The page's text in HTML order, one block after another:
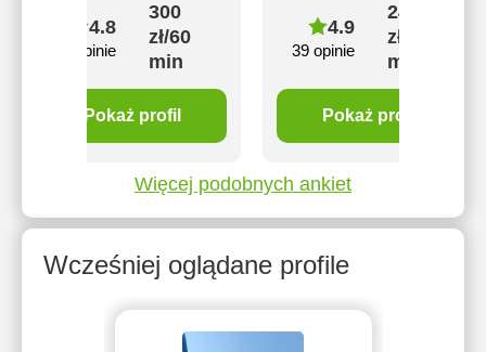
4.8
2 opinie
300
zł/60
min
Pokaż profil
4.9
39 opinie
240
zł/60
min
Pokaż profil
Więcej podobnych ankiet
Wcześniej oglądane profile